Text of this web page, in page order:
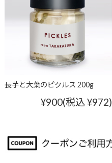
長芋と大葉のピクルス 200g
¥900(税込 ¥972)